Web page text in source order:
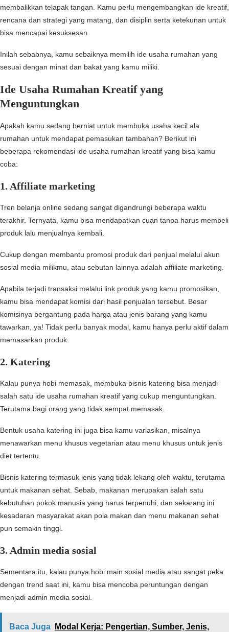
membalikkan telapak tangan. Kamu perlu mengembangkan ide kreatif,
rencana dan strategi yang matang, dan disiplin serta ketekunan untuk
bisa mencapai kesuksesan.
Inilah sebabnya, kamu sebaiknya memilih ide usaha rumahan yang
sesuai dengan minat dan bakat yang kamu miliki.
Ide Usaha Rumahan Kreatif yang
Menguntungkan
Apakah kamu sedang berniat untuk membuka usaha kecil ala
rumahan untuk mendapat pemasukan tambahan? Berikut ini
beberapa rekomendasi ide usaha rumahan kreatif yang bisa kamu
coba:
1. Affiliate marketing
Tren belanja online sedang sangat digandrungi beberapa waktu
terakhir. Ternyata, kamu bisa mendapatkan cuan tanpa harus membeli
produk lalu menjualnya kembali.
Cukup dengan membantu promosi produk dari penjual melalui akun
sosial media milikmu, atau sebutan lainnya adalah affiliate marketing.
Apabila terjadi transaksi melalui link produk yang kamu promosikan,
kamu bisa mendapat komisi dari hasil penjualan tersebut. Besar
komisinya bergantung pada harga atau jenis barang yang kamu
tawarkan, ya! Tidak perlu banyak modal, kamu hanya perlu aktif dalam
memasarkan produk.
2. Katering
Kalau punya hobi memasak, membuka bisnis katering bisa menjadi
salah satu ide usaha rumahan kreatif yang cukup menguntungkan.
Terutama bagi orang yang tidak sempat memasak.
Bentuk usaha katering ini juga bisa kamu variasikan, misalnya
menawarkan menu khusus vegetarian atau menu khusus untuk jenis
diet tertentu.
Bisnis katering termasuk jenis yang tidak lekang oleh waktu, terutama
untuk makanan sehat. Sebab, makanan merupakan salah satu
kebutuhan pokok manusia yang harus terpenuhi, dan sekarang ini
kesadaran masyarakat akan pola makan dan menu makanan sehat
pun semakin tinggi.
3. Admin media sosial
Sementara itu, kalau punya hobi main sosial media atau sangat peka
dengan trend saat ini, kamu bisa mencoba peruntungan dengan
menjadi admin media sosial.
Baca Juga
Modal Kerja: Pengertian, Sumber, Jenis,